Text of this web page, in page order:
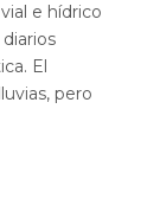
e hídrico
El
pero